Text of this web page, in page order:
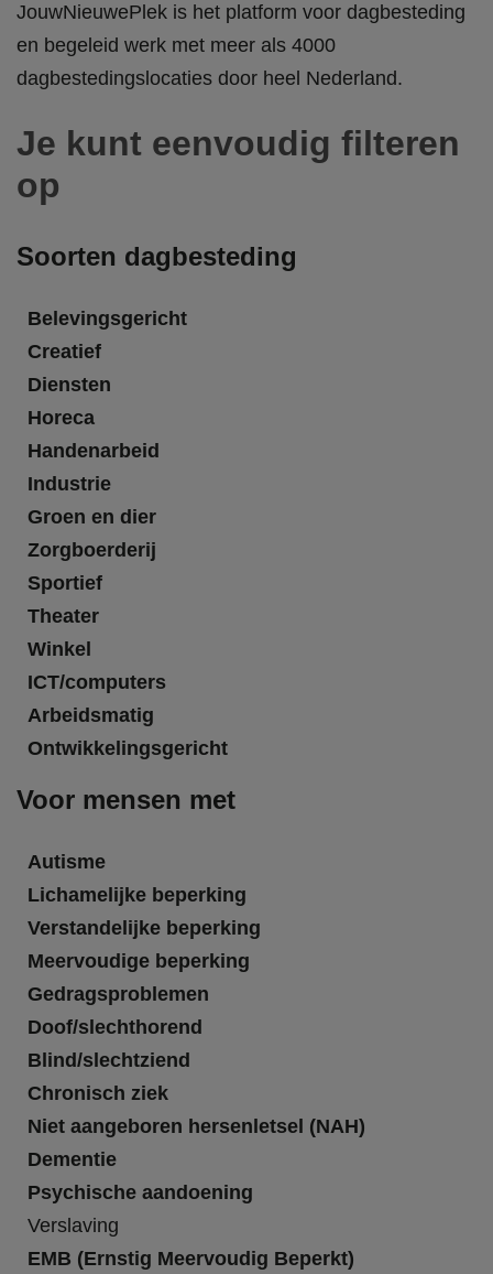
JouwNieuwePlek is het platform voor dagbesteding
en begeleid werk met meer als 4000
dagbestedingslocaties door heel Nederland.
Je kunt eenvoudig filteren
op
Soorten dagbesteding
Belevingsgericht
Creatief
Diensten
Horeca
Handenarbeid
Industrie
Groen en dier
Zorgboerderij
Sportief
Theater
Winkel
ICT/computers
Arbeidsmatig
Ontwikkelingsgericht
Voor mensen met
Autisme
Lichamelijke beperking
Verstandelijke beperking
Meervoudige beperking
Gedragsproblemen
Doof/slechthorend
Blind/slechtziend
Chronisch ziek
Niet aangeboren hersenletsel (NAH)
Dementie
Psychische aandoening
Verslaving
EMB (Ernstig Meervoudig Beperkt)